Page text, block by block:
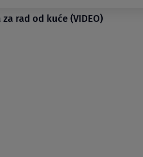
rad od kuće (VIDEO)